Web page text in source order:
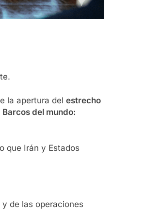
la apertura del estrecho
Barcos del mundo:
que Irán y Estados
de las operaciones